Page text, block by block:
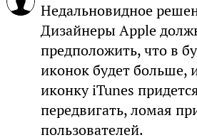
Недальновидное
Дизайнеры Apple
предположить, что в
иконок будет больше,
иконку iTunes
передвигать, ломая
пользователей.